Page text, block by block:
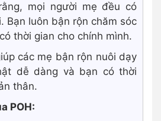
mọi người mẹ đều có
Bạn luôn bận rộn chăm sóc
thời gian cho chính mình.
các mẹ bận rộn nuôi dạy
dễ dàng và bạn có thời
thân.
POH: